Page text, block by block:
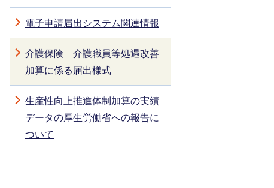
電子申請届出システム関連情報
介護保険 介護職員等処遇改善
加算に係る届出様式
生産性向上推進体制加算の実績
データの厚生労働省への報告に
ついて